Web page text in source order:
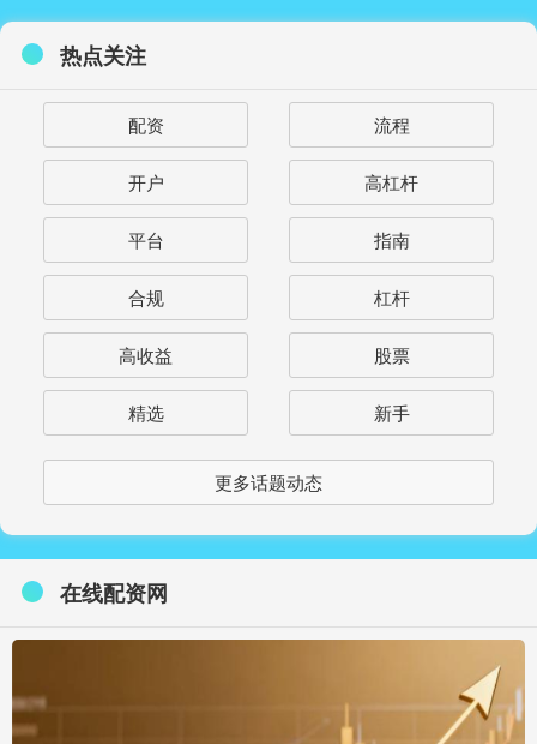
热点关注
配资 流程
开户 高杠杆
平台 指南
合规 杠杆
高收益 股票
精选 新手
更多话题动态
在线配资网